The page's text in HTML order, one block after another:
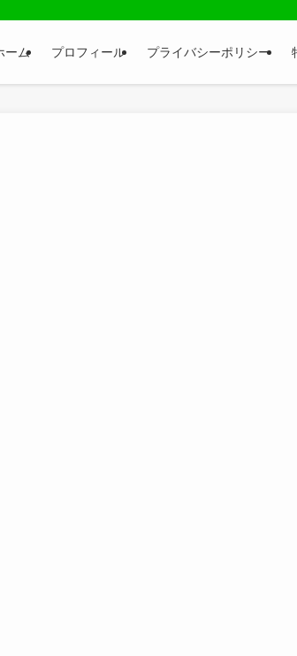
ーム プロフィール プライバシーポリシー